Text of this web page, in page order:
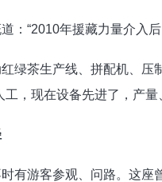
：“2010年援藏力量介入
绿茶生产线、拼配机、
工，现在设备先进了，产量
有游客参观、问路。这